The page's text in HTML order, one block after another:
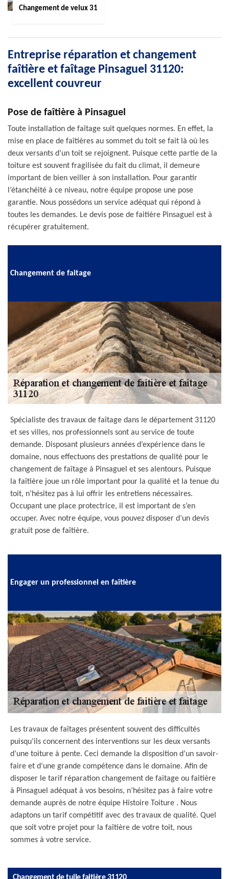
Changement de velux 31
Entreprise réparation et changement
faîtière et faîtage Pinsaguel 31120:
excellent couvreur
Pose de faîtière à Pinsaguel
Toute installation de faîtage suit quelques normes. En effet, la
mise en place de faîtières au sommet du toit se fait là où les
deux versants d’un toit se rejoignent. Puisque cette partie de la
toiture est souvent fragilisée du fait du climat, il demeure
important de bien veiller à son installation. Pour garantir
l’étanchéité à ce niveau, notre équipe propose une pose
garantie. Nous possédons un service adéquat qui répond à
toutes les demandes. Le devis pose de faitière Pinsaguel est à
récupérer gratuitement.
Changement de faitage
Spécialiste des travaux de faîtage dans le département 31120
et ses villes, nos professionnels sont au service de toute
demande. Disposant plusieurs années d’expérience dans le
domaine, nous effectuons des prestations de qualité pour le
changement de faîtage à Pinsaguel et ses alentours. Puisque
la faîtière joue un rôle important pour la qualité et la tenue du
toit, n’hésitez pas à lui offrir les entretiens nécessaires.
Occupant une place protectrice, il est important de s’en
occuper. Avec notre équipe, vous pouvez disposer d’un devis
gratuit pose de faîtière.
Engager un professionnel en faîtière
Les travaux de faîtages présentent souvent des difficultés
puisqu’ils concernent des interventions sur les deux versants
d’une toiture à pente. Ceci demande la disposition d’un savoir-
faire et d’une grande compétence dans le domaine. Afin de
disposer le tarif réparation changement de faitage ou faitière
à Pinsaguel adéquat à vos besoins, n’hésitez pas à faire votre
demande auprès de notre équipe Histoire Toiture . Nous
adaptons un tarif compétitif avec des travaux de qualité. Quel
que soit votre projet pour la faîtière de votre toit, nous
sommes à votre service.